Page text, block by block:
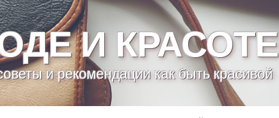
И КРАСОТЕ
и рекомендации как быть красивой